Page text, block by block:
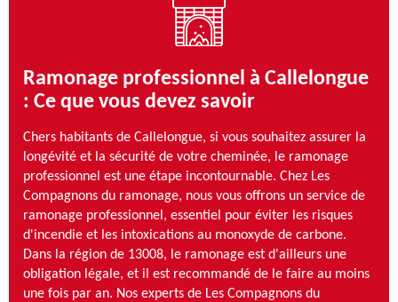
Ramonage professionnel à Callelongue
: Ce que vous devez savoir
Chers habitants de Callelongue, si vous souhaitez assurer la
longévité et la sécurité de votre cheminée, le ramonage
professionnel est une étape incontournable. Chez Les
Compagnons du ramonage, nous vous offrons un service de
ramonage professionnel, essentiel pour éviter les risques
d'incendie et les intoxications au monoxyde de carbone.
Dans la région de 13008, le ramonage est d'ailleurs une
obligation légale, et il est recommandé de le faire au moins
une fois par an. Nos experts de Les Compagnons du